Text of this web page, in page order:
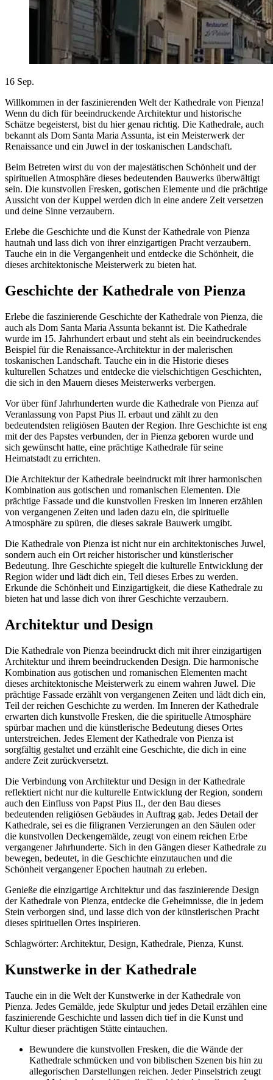
16 Sep.
Willkommen in der faszinierenden Welt der Kathedrale von Pienza!
Wenn du dich für beeindruckende Architektur und historische
Schätze begeisterst, bist du hier genau richtig. Die Kathedrale, auch
bekannt als Dom Santa Maria Assunta, ist ein Meisterwerk der
Renaissance und ein Juwel in der toskanischen Landschaft.
Beim Betreten wirst du von der majestätischen Schönheit und der
spirituellen Atmosphäre dieses bedeutenden Bauwerks überwältigt
sein. Die kunstvollen Fresken, gotischen Elemente und die prächtige
Aussicht von der Kuppel werden dich in eine andere Zeit versetzen
und deine Sinne verzaubern.
Erlebe die Geschichte und die Kunst der Kathedrale von Pienza
hautnah und lass dich von ihrer einzigartigen Pracht verzaubern.
Tauche ein in die Vergangenheit und entdecke die Schönheit, die
dieses architektonische Meisterwerk zu bieten hat.
Geschichte der Kathedrale von Pienza
Erlebe die faszinierende Geschichte der Kathedrale von Pienza, die
auch als Dom Santa Maria Assunta bekannt ist. Die Kathedrale
wurde im 15. Jahrhundert erbaut und steht als ein beeindruckendes
Beispiel für die Renaissance-Architektur in der malerischen
toskanischen Landschaft. Tauche ein in die Historie dieses
kulturellen Schatzes und entdecke die vielschichtigen Geschichten,
die sich in den Mauern dieses Meisterwerks verbergen.
Vor über fünf Jahrhunderten wurde die Kathedrale von Pienza auf
Veranlassung von Papst Pius II. erbaut und zählt zu den
bedeutendsten religiösen Bauten der Region. Ihre Geschichte ist eng
mit der des Papstes verbunden, der in Pienza geboren wurde und
sich gewünscht hatte, eine prächtige Kathedrale für seine
Heimatstadt zu errichten.
Die Architektur der Kathedrale beeindruckt mit ihrer harmonischen
Kombination aus gotischen und romanischen Elementen. Die
prächtige Fassade und die kunstvollen Fresken im Inneren erzählen
von vergangenen Zeiten und laden dazu ein, die spirituelle
Atmosphäre zu spüren, die dieses sakrale Bauwerk umgibt.
Die Kathedrale von Pienza ist nicht nur ein architektonisches Juwel,
sondern auch ein Ort reicher historischer und künstlerischer
Bedeutung. Ihre Geschichte spiegelt die kulturelle Entwicklung der
Region wider und lädt dich ein, Teil dieses Erbes zu werden.
Erkunde die Schönheit und Einzigartigkeit, die diese Kathedrale zu
bieten hat und lasse dich von ihrer Geschichte verzaubern.
Architektur und Design
Die Kathedrale von Pienza beeindruckt dich mit ihrer einzigartigen
Architektur und ihrem beeindruckenden Design. Die harmonische
Kombination aus gotischen und romanischen Elementen macht
dieses architektonische Meisterwerk zu einem wahren Juwel. Die
prächtige Fassade erzählt von vergangenen Zeiten und lädt dich ein,
Teil der reichen Geschichte zu werden. Im Inneren der Kathedrale
erwarten dich kunstvolle Fresken, die die spirituelle Atmosphäre
spürbar machen und die künstlerische Bedeutung dieses Ortes
unterstreichen. Jedes Element der Kathedrale von Pienza ist
sorgfältig gestaltet und erzählt eine Geschichte, die dich in eine
andere Zeit zurückversetzt.
Die Verbindung von Architektur und Design in der Kathedrale
reflektiert nicht nur die kulturelle Entwicklung der Region, sondern
auch den Einfluss von Papst Pius II., der den Bau dieses
bedeutenden religiösen Gebäudes in Auftrag gab. Jedes Detail der
Kathedrale, sei es die filigranen Verzierungen an den Säulen oder
die kunstvollen Deckengemälde, zeugt von einem reichen Erbe
vergangener Jahrhunderte. Sich in den Gängen dieser Kathedrale zu
bewegen, bedeutet, in die Geschichte einzutauchen und die
Schönheit vergangener Epochen hautnah zu erleben.
Genieße die einzigartige Architektur und das faszinierende Design
der Kathedrale von Pienza, entdecke die Geheimnisse, die in jedem
Stein verborgen sind, und lasse dich von der künstlerischen Pracht
dieses spirituellen Ortes inspirieren.
Schlagwörter: Architektur, Design, Kathedrale, Pienza, Kunst.
Kunstwerke in der Kathedrale
Tauche ein in die Welt der Kunstwerke in der Kathedrale von
Pienza. Jedes Gemälde, jede Skulptur und jedes Detail erzählen eine
faszinierende Geschichte und lassen dich tief in die Kunst und
Kultur dieser prächtigen Stätte eintauchen.
Bewundere die kunstvollen Fresken, die die Wände der
Kathedrale schmücken und von biblischen Szenen bis hin zu
allegorischen Darstellungen reichen. Jeder Pinselstrich zeugt